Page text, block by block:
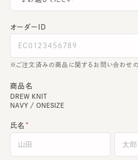
オーダーＩＤ
ご注文済みの商品に関するお問い合わせの
商品名
DREW KNIT
NAVY / ONESIZE
氏名